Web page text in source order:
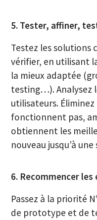
5. Tester, affiner,
Testez les solutions
vérifier, en utilisant
la mieux adaptée
testing…). Analysez
utilisateurs.
fonctionnent pas,
obtiennent les
nouveau jusqu’à
6. Recommencer les
Passez à la priorité
de prototype et de